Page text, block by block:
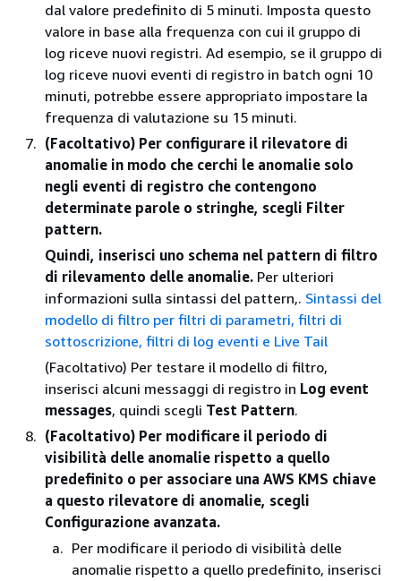
dal valore predefinito di 5 minuti. Imposta questo
valore in base alla frequenza con cui il gruppo di
log riceve nuovi registri. Ad esempio, se il gruppo di
log riceve nuovi eventi di registro in batch ogni 10
minuti, potrebbe essere appropriato impostare la
frequenza di valutazione su 15 minuti.
(Facoltativo) Per configurare il rilevatore di
anomalie in modo che cerchi le anomalie solo
negli eventi di registro che contengono
determinate parole o stringhe, scegli Filter
pattern.
Quindi, inserisci uno schema nel pattern di filtro
di rilevamento delle anomalie. Per ulteriori
informazioni sulla sintassi del pattern,. Sintassi del
modello di filtro per filtri di parametri, filtri di
sottoscrizione, filtri di log eventi e Live Tail
(Facoltativo) Per testare il modello di filtro,
inserisci alcuni messaggi di registro in Log event
messages, quindi scegli Test Pattern.
(Facoltativo) Per modificare il periodo di
visibilità delle anomalie rispetto a quello
predefinito o per associare una AWS KMS chiave
a questo rilevatore di anomalie, scegli
Configurazione avanzata.
Per modificare il periodo di visibilità delle
anomalie rispetto a quello predefinito, inserisci